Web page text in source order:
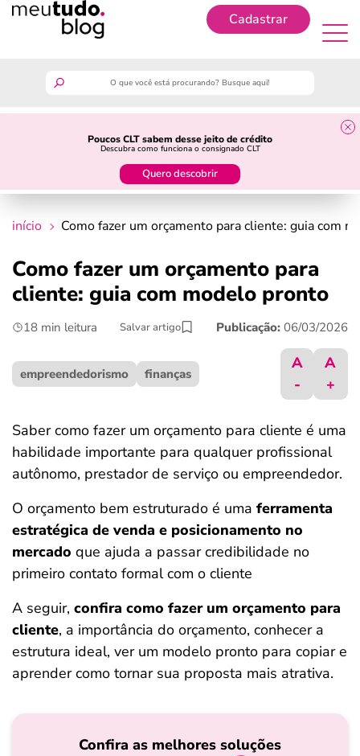
Cadastrar
Poucos CLT sabem desse jeito de crédito
Descubra como funciona o consignado CLT
Quero descobrir
guia do trabalhador
crédito fácil
últimas notícias
ferramentas
início Como fazer um orçamento para cliente: guia com
Como fazer um orçamento para
cliente: guia com modelo pronto
18 min leitura Salvar artigo Publicação: 06/03/2026
empreendedorismo finanças
A
-
A
+
Saber como fazer um orçamento para cliente é uma
habilidade importante para qualquer profissional
autônomo, prestador de serviço ou empreendedor.
O orçamento bem estruturado é uma ferramenta
estratégica de venda e posicionamento no
mercado que ajuda a passar credibilidade no
primeiro contato formal com o cliente
A seguir, confira como fazer um orçamento para
cliente, a importância do orçamento, conhecer a
estrutura ideal, ver um modelo pronto para copiar e
aprender como tornar sua proposta mais atrativa.
Confira as melhores soluções